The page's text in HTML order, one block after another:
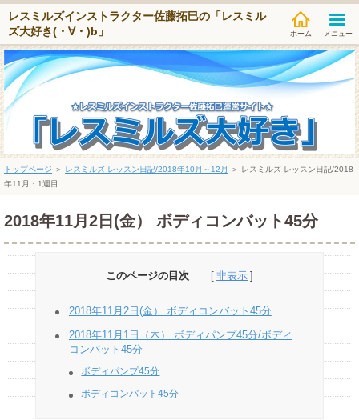
レスミルズインストラクター佐藤拓巳の「レスミル
ズ大好き(・∀・)b」
メニュー
トップページ ＞ レスミルズ レッスン日記/2018年10月～12月 ＞
レスミルズ レッスン日記/2018
年11月・1週目
2018年11月2日(金） ボディコンバット45分
このページの目次
2018年11月2日(金） ボディコンバット45分
2018年11月1日（木） ボディパンプ45分/ボディ
コンバット45分
ボディパンプ45分
ボディコンバット45分